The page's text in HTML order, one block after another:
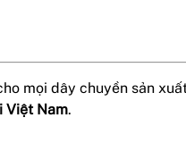
mọi dây chuyền sản
Việt Nam.